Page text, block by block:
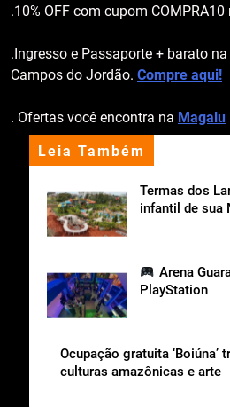
Leia Também
Termas dos
infantil de sua
Arena
PlayStation
Ocupação gratuita ‘Boiúna’
culturas amazônicas e arte
.10% OFF com cupom COMPRA10
.Ingresso e Passaporte + barato na
Campos do Jordão. Compre aqui!
. Ofertas você encontra na Magalu
apoio